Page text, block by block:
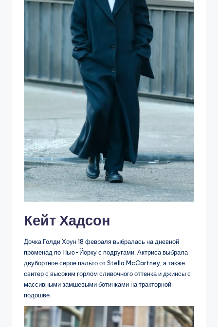
Кейт Хадсон
Дочка Голди Хоун 18 февраля выбралась на дневной
променад по Нью-Йорку с подругами. Актриса выбрала
двубортное серое пальто от Stella McCartney, а также
свитер с высоким горлом сливочного оттенка и джинсы с
массивными замшевыми ботинками на тракторной
подошве.